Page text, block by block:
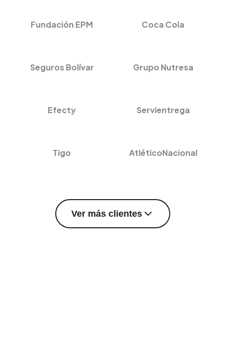
Fundación EPM Coca Cola
Seguros Bolívar Grupo Nutresa
Efecty Servientrega
Tigo AtléticoNacional
Ver más clientes